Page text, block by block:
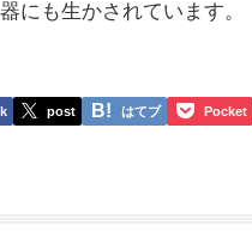
にも生かされています。
post はてブ Pocket